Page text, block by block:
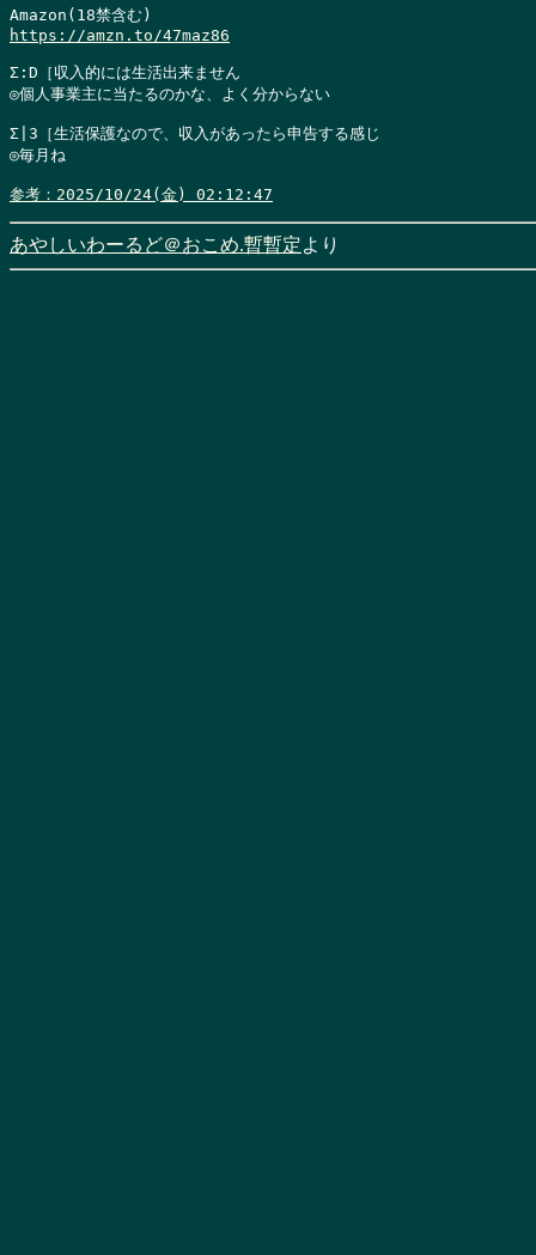
https://amzn.to/47maz86
Σ:D［収入的には生活出来ません
◎個人事業主に当たるのかな、よく分からない
Σ|3［生活保護なので、収入があったら申告する感じ
◎毎月ね
参考：2025/10/24(金) 02:12:47
あやしいわーるど＠おこめ.暫暫定より